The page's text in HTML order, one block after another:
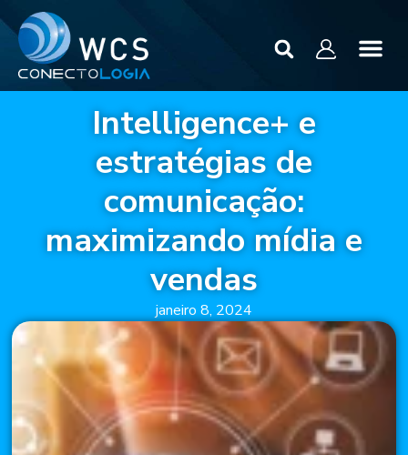
Intelligence+ e
estratégias de
comunicação:
maximizando mídia e
vendas
janeiro 8, 2024